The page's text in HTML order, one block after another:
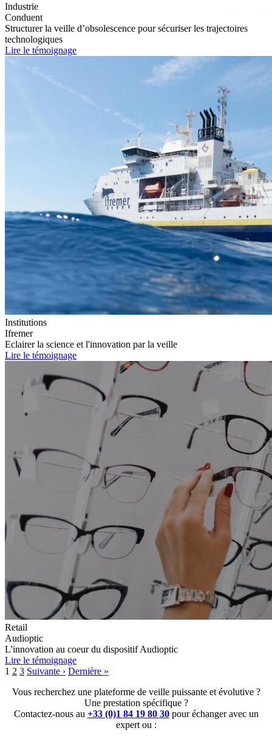
Industrie
Conduent
Structurer la veille d’obsolescence pour sécuriser les trajectoires
technologiques
Lire le témoignage
Institutions
Ifremer
Eclairer la science et l'innovation par la veille
Lire le témoignage
Retail
Audioptic
L'innovation au coeur du dispositif Audioptic
Lire le témoignage
Navigation
des
1 2 3 Suivante › Dernière »
Vous recherchez une plateforme de veille puissante et évolutive ?
Une prestation spécifique ?
Contactez-nous au +33 (0)1 84 19 80 30pour échanger avec un
expert ou :